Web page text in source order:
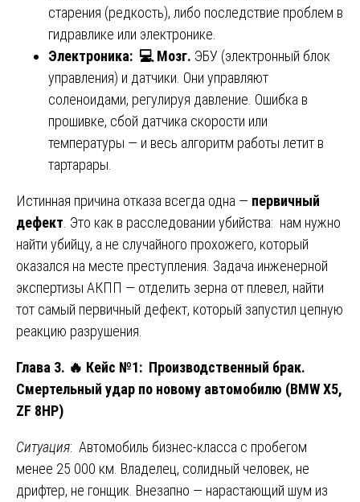
старения (редкость), либо последствие проблем в
гидравлике или электронике.
Электроника: 💻 Мозг. ЭБУ (электронный блок
управления) и датчики. Они управляют
соленоидами, регулируя давление. Ошибка в
прошивке, сбой датчика скорости или
температуры — и весь алгоритм работы летит в
тартарары.
Истинная причина отказа всегда одна — первичный
дефект . Это как в расследовании убийства: нам нужно
найти убийцу, а не случайного прохожего, который
оказался на месте преступления. Задача инженерной
экспертизы АКПП — отделить зерна от плевел, найти
тот самый первичный дефект, который запустил цепную
реакцию разрушения.
Глава 3. 🔥 Кейс №1: Производственный брак.
Смертельный удар по новому автомобилю (BMW X5,
ZF 8HP)
Ситуация: Автомобиль бизнес-класса с пробегом
менее 25 000 км. Владелец, солидный человек, не
дрифтер, не гонщик. Внезапно — нарастающий шум из